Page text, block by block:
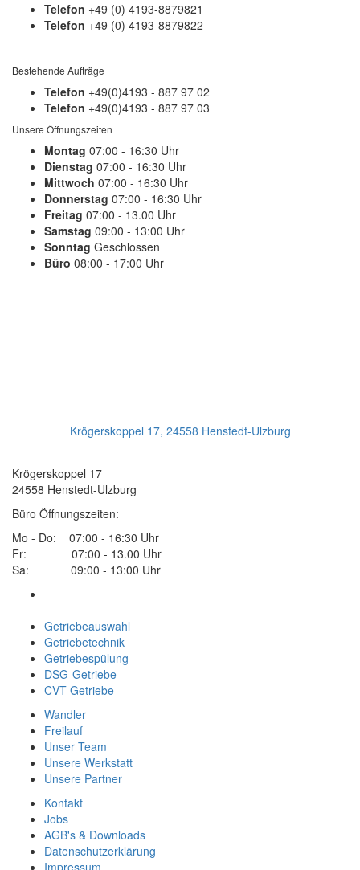
Telefon +49 (0) 4193-8879821
Telefon +49 (0) 4193-8879822
Bestehende Aufträge
Telefon +49(0)4193 - 887 97 02
Telefon +49(0)4193 - 887 97 03
Unsere Öffnungszeiten
Montag 07:00 - 16:30 Uhr
Dienstag 07:00 - 16:30 Uhr
Mittwoch 07:00 - 16:30 Uhr
Donnerstag 07:00 - 16:30 Uhr
Freitag 07:00 - 13.00 Uhr
Samstag 09:00 - 13:00 Uhr
Sonntag Geschlossen
Büro 08:00 - 17:00 Uhr
Krögerskoppel 17, 24558 Henstedt-Ulzburg
Krögerskoppel 17
24558 Henstedt-Ulzburg
Büro Öffnungszeiten:
Mo - Do: 07:00 - 16:30 Uhr
Fr: 07:00 - 13.00 Uhr
Sa: 09:00 - 13:00 Uhr
Getriebeauswahl
Getriebetechnik
Getriebespülung
DSG-Getriebe
CVT-Getriebe
Wandler
Freilauf
Unser Team
Unsere Werkstatt
Unsere Partner
Kontakt
Jobs
AGB's & Downloads
Datenschutzerklärung